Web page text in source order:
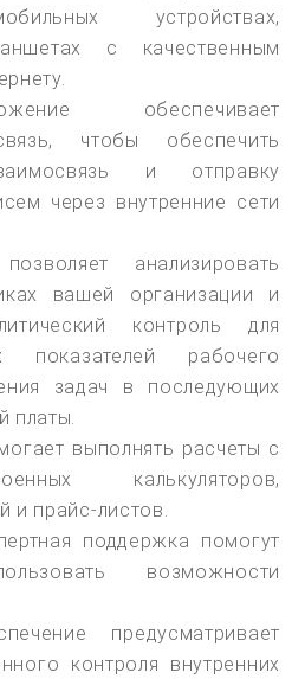
устройствах,
с качественным
обеспечивает
чтобы обеспечить
и отправку
через внутренние сети
анализировать
вашей организации и
контроль для
показателей рабочего
задач в последующих
платы.
выполнять расчеты с
калькуляторов,
и прайс-листов.
поддержка помогут
возможности
предусматривает
контроля внутренних